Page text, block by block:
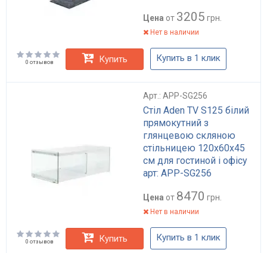
Цена от 3205 грн.
Нет в наличии
0 отзывов Купить Купить в 1 клик
Арт.: APP-SG256
Стіл Aden TV S125 білий
прямокутний з
глянцевою скляною
стільницею 120x60x45
см для гостиной і офісу
арт: APP-SG256
Цена от 8470 грн.
Нет в наличии
0 отзывов Купить Купить в 1 клик